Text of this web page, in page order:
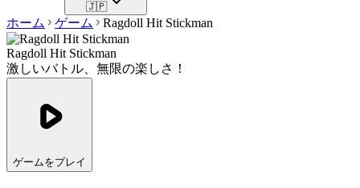
🇯🇵
ホーム ゲーム Ragdoll Hit Stickman
Ragdoll Hit Stickman
激しいバトル、無限の楽しさ！
ゲームをプレイ